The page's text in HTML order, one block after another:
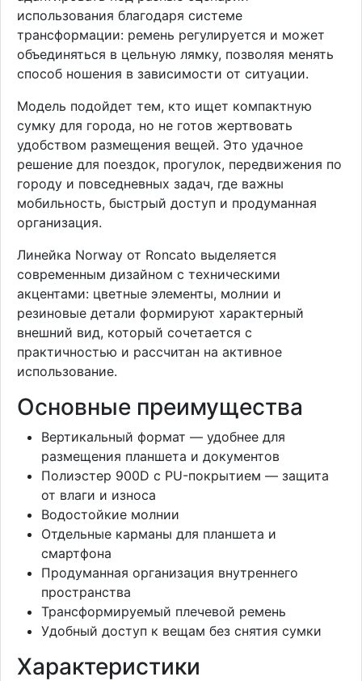
использования благодаря системе
трансформации: ремень регулируется и может
объединяться в цельную лямку, позволяя менять
способ ношения в зависимости от ситуации.
Модель подойдет тем, кто ищет компактную
сумку для города, но не готов жертвовать
удобством размещения вещей. Это удачное
решение для поездок, прогулок, передвижения по
городу и повседневных задач, где важны
мобильность, быстрый доступ и продуманная
организация.
Линейка Norway от Roncato выделяется
современным дизайном с техническими
акцентами: цветные элементы, молнии и
резиновые детали формируют характерный
внешний вид, который сочетается с
практичностью и рассчитан на активное
использование.
Основные преимущества
Вертикальный формат — удобнее для
размещения планшета и документов
Полиэстер 900D с PU-покрытием — защита
от влаги и износа
Водостойкие молнии
Отдельные карманы для планшета и
смартфона
Продуманная организация внутреннего
пространства
Трансформируемый плечевой ремень
Удобный доступ к вещам без снятия сумки
Характеристики